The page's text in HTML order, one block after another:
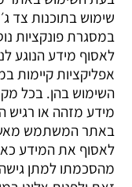
שימוש בתוכנות צד
במסגרת פונקציות
לאסוף מידע הנוגע
אפליקציות קיימות
השימוש בהן. בכל
מידע מזהה או
באתר המשתמש מאשר
לאסוף את המידע
מהסכמתו למתן